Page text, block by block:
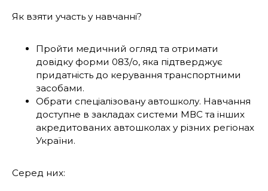
Як взяти участь у навчанні?
Пройти медичний огляд та отримати
довідку форми 083/о, яка підтверджує
придатність до керування транспортними
засобами.
Обрати спеціалізовану автошколу. Навчання
доступне в закладах системи МВС та інших
акредитованих автошколах у різних регіонах
України.
Серед них: